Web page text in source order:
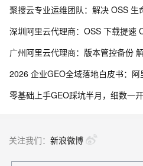
聚搜云专业运维团队：解决 OSS
深圳阿里云代理商：OSS 下载提速
广州阿里云代理商：版本管控备份
2026 企业GEO全域落地白皮书：
零基础上手GEO踩坑半月，细数一
关注我们： 新浪微博